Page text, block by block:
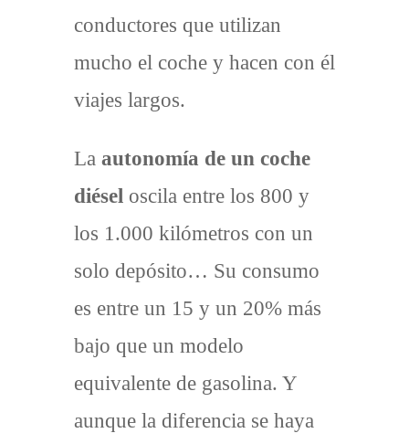
conductores que utilizan
mucho el coche y hacen con él
viajes largos.
La autonomía de un coche
diésel oscila entre los 800 y
los 1.000 kilómetros con un
solo depósito… Su consumo
es entre un 15 y un 20% más
bajo que un modelo
equivalente de gasolina. Y
aunque la diferencia se haya